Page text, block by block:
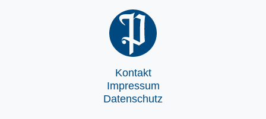
Kontakt
Impressum
Datenschutz